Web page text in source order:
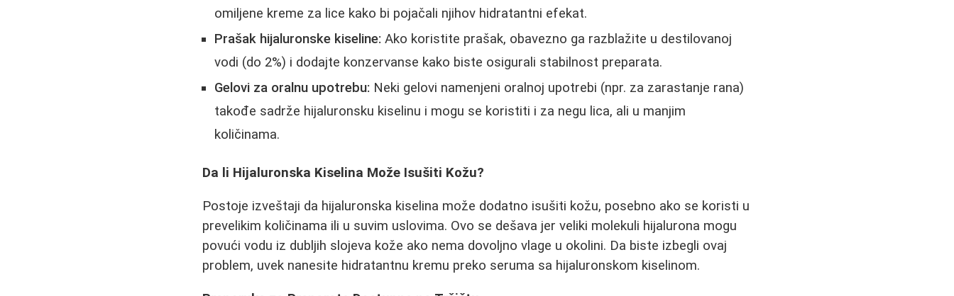
omiljene kreme za lice kako bi pojačali njihov hidratantni efekat.
Prašak hijaluronske kiseline: Ako koristite prašak, obavezno ga razblažite u destilovanoj
vodi (do 2%) i dodajte konzervanse kako biste osigurali stabilnost preparata.
Gelovi za oralnu upotrebu: Neki gelovi namenjeni oralnoj upotrebi (npr. za zarastanje rana)
takođe sadrže hijaluronsku kiselinu i mogu se koristiti i za negu lica, ali u manjim
količinama.
Da li Hijaluronska Kiselina Može Isušiti Kožu?
Postoje izveštaji da hijaluronska kiselina može dodatno isušiti kožu, posebno ako se koristi u
prevelikim količinama ili u suvim uslovima. Ovo se dešava jer veliki molekuli hijalurona mogu
povući vodu iz dubljih slojeva kože ako nema dovoljno vlage u okolini. Da biste izbegli ovaj
problem, uvek nanesite hidratantnu kremu preko seruma sa hijaluronskom kiselinom.